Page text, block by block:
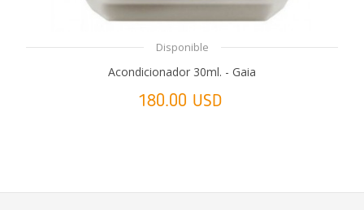
Disponible
Acondicionador 30ml. - Gaia
180.00 USD